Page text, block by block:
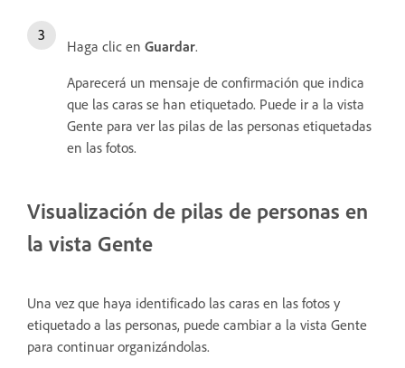
Haga clic en Guardar.
Aparecerá un mensaje de confirmación que indica
que las caras se han etiquetado. Puede ir a la vista
Gente para ver las pilas de las personas etiquetadas
en las fotos.
Visualización de pilas de personas en
la vista Gente
Una vez que haya identificado las caras en las fotos y
etiquetado a las personas, puede cambiar a la vista Gente
para continuar organizándolas.